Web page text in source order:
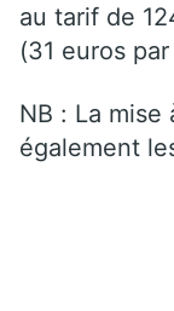
au tarif de
(31 euros
NB : La
également